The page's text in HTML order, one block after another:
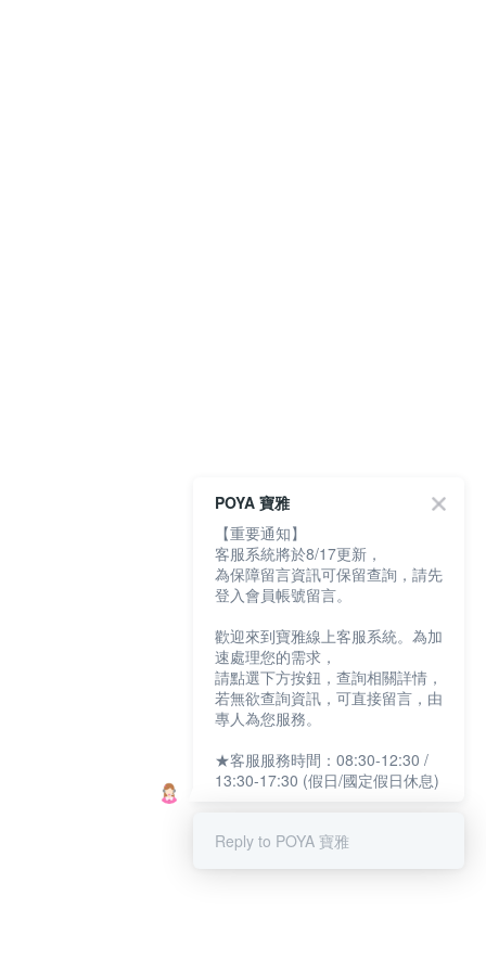
POYA 寶雅
【重要通知】
客服系統將於8/17更新，
為保障留言資訊可保留查詢，請先
登入會員帳號留言。
歡迎來到寶雅線上客服系統。為加
速處理您的需求，
請點選下方按鈕，查詢相關詳情，
若無欲查詢資訊，可直接留言，由
專人為您服務。
★客服服務時間：08:30-12:30 /
13:30-17:30 (假日/國定假日休息)
Reply to POYA 寶雅